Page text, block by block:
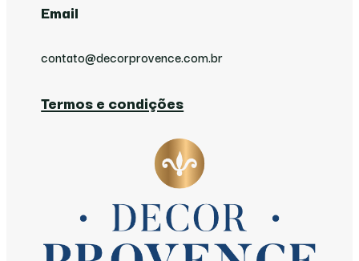
Email
contato@decorprovence.com.br
Termos e condições